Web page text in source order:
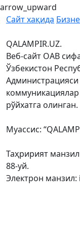
arrow_upward
Сайт хақида
QALAMPIR.UZ.
Веб-сайт ОАВ
Ўзбекистон
рўйхатга олинган.
Муассис:
Таҳририят
88-уй.
Электрон манзил: